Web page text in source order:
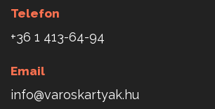
Telefon
+36 1 413-64-94
Email
info@varoskartyak.hu